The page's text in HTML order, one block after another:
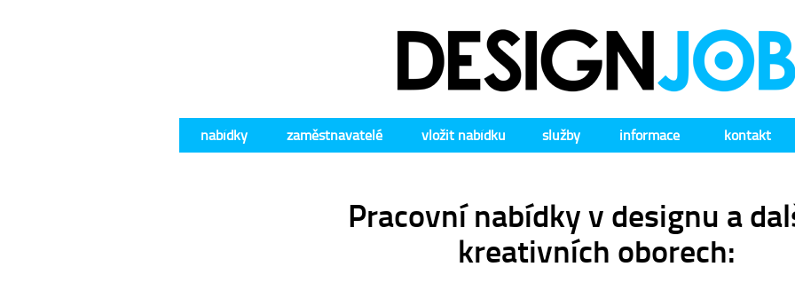
nabídky zaměstnavatelé vložit nabídku služby informace kontakt
Pracovní nabídky v designu a
kreativních oborech: